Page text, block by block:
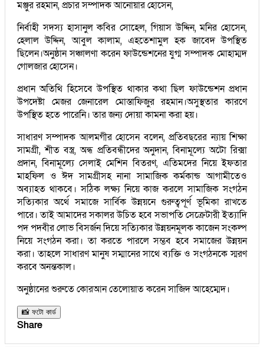
মঞ্জুর রহমান, প্রচার সম্পাদক আনোয়ার হোসেন,
নির্বাহী সদস্য হাসানুল কবির সোহেল, গিয়াস উদ্দিন, মনির হোসেন,
হেলাল উদ্দিন, আবুল কালাম, এহতেশামুল হক জাবেদ উপস্থিত
ছিলেন।অনুষ্ঠান সঞ্চালণা করেন ফাউন্ডেশনের যুগ্ম সম্পাদক মোহাম্মদ
গোলজার হোসেন।
প্রধান অতিথি হিসেবে উপস্থিত থাকার কথা ছিল ফাউন্ডেশন প্রধান
উপদেষ্টা মেজর জেনারেল মোস্তাফিজুর রহমান।অসুস্থতার কারণে
উপস্থিত হতে পারেনি। তার জন্য দোয়া কামনা করা হয়।
সাধারণ সম্পাদক আলমগীর হোসেন বলেন, প্রতিবছরের ন্যায় শিক্ষা
সামগ্রী, শীত বস্ত্র, অন্ধ প্রতিবন্ধীদের অনুদান, বিনামূল্যে অটো রিক্সা
প্রদান, বিনামূল্যে সেলাই মেশিন বিতরণ, এতিমদের নিয়ে ইফতার
মাহফিল ও ঈদ সামগ্রীসহ নানা সামাজিক কর্মকান্ড আগামীতেও
অব্যাহত থাকবে। সঠিক লক্ষ্য নিয়ে কাজ করলে সামাজিক সংগঠন
সত্যিকার অর্থে সমাজে সার্বিক উন্নয়নে গুরুত্বপূর্ণ ভূমিকা রাখতে
পারে। তাই আমাদের সকালর উচিত হবে সভাপতি সেক্রেটারী ইত্যাদি
পদ পদবীর লোভ বিসর্জন দিয়ে সত্যিকার উন্নয়নমূলক কাজেন সংকল্প
নিয়ে সংগঠন করা। তা করতে পারলে সম্ভব হবে সমাজের উন্নয়ন
করা। তাহলে সাধারণ মানুষ সম্মানের সাথে ব্যক্তি ও সংগঠনকে স্মরণ
করবে অনন্তকাল।
অনুষ্ঠানের শুরুতে কোরআন তেলোয়াত করেন সাজিদ আহেম্মেদ।
📸 ফটো কার্ড
Share